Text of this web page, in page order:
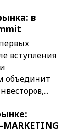
в
вступления
объединит